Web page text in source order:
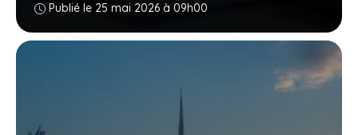
Publié le 25 mai 2026 à 09h00